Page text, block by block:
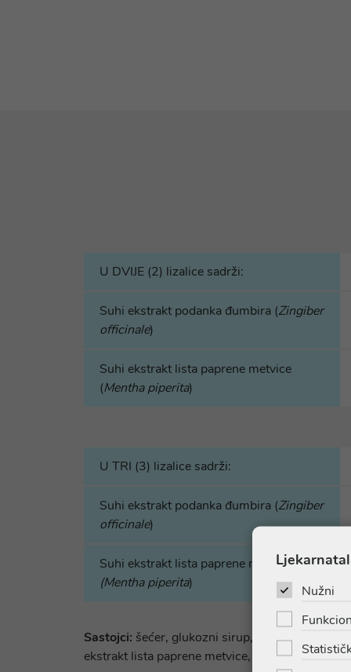
U DVIJE (2) lizalice sadrži:
Suhi ekstrakt podanka đumbira (Zingiber
officinale)
Suhi ekstrakt lista paprene metvice
(Mentha piperita)
U TRI (3) lizalice sadrži:
Suhi ekstrakt podanka đumbira (Zingiber
officinale)
Suhi ekstrakt lista paprene metvice
(Mentha piperita)
Sastojci: šećer, glukozni sirup, regulator
ekstrakt lista paprene metvice, bojila: Indigo
Nužni